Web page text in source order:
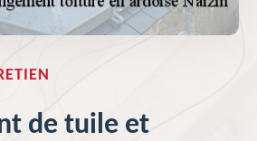
de tuile et